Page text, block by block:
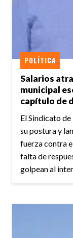
Salarios
municipal
capítulo de
POLÍTICA
El Sindicato
su postura y
fuerza contra
falta de
golpean al